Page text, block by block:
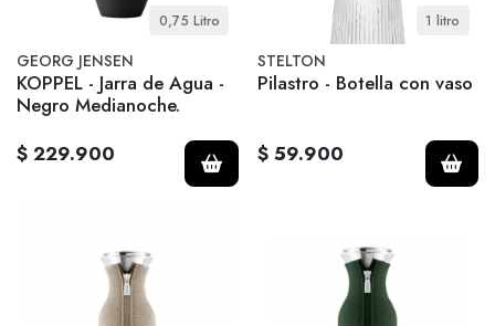
0,75 Litro
GEORG JENSEN
KOPPEL - Jarra de Agua -
Negro Medianoche.
$ 229.900
1 litro
STELTON
Pilastro - Botella con vaso
$ 59.900